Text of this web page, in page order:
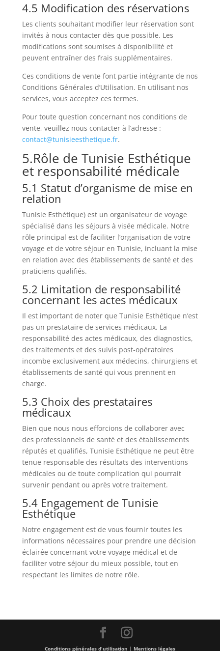
4.5 Modification des réservations
Les clients souhaitant modifier leur réservation sont
invités à nous contacter dès que possible. Les
modifications sont soumises à disponibilité et
peuvent entraîner des frais supplémentaires.
Ces conditions de vente font partie intégrante de nos
Conditions Générales d’Utilisation. En utilisant nos
services, vous acceptez ces termes.
Pour toute question concernant nos conditions de
vente, veuillez nous contacter à l’adresse :
contact@tunisieesthetique.fr.
5.Rôle de Tunisie Esthétique
et responsabilité médicale
5.1 Statut d’organisme de mise en
relation
Tunisie Esthétique) est un organisateur de voyage
spécialisé dans les séjours à visée médicale. Notre
rôle principal est de faciliter l’organisation de votre
voyage et de votre séjour en Tunisie, incluant la mise
en relation avec des établissements de santé et des
praticiens qualifiés.
5.2 Limitation de responsabilité
concernant les actes médicaux
Il est important de noter que Tunisie Esthétique n’est
pas un prestataire de services médicaux. La
responsabilité des actes médicaux, des diagnostics,
des traitements et des suivis post-opératoires
incombe exclusivement aux médecins, chirurgiens et
établissements de santé qui vous prennent en
charge.
5.3 Choix des prestataires
médicaux
Bien que nous nous efforcions de collaborer avec
des professionnels de santé et des établissements
réputés et qualifiés, Tunisie Esthétique ne peut être
tenue responsable des résultats des interventions
médicales ou de toute complication qui pourrait
survenir pendant ou après votre traitement.
5.4 Engagement de Tunisie
Esthétique
Notre engagement est de vous fournir toutes les
informations nécessaires pour prendre une décision
éclairée concernant votre voyage médical et de
faciliter votre séjour du mieux possible, tout en
respectant les limites de notre rôle.
Conditions générales d'utilisation | Mentions légales